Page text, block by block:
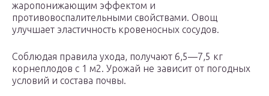
жаропонижающим эффектом и
противовоспалительными свойствами. Овощ
улучшает эластичность кровеносных сосудов.
Соблюдая правила ухода, получают 6,5—7,5 кг
корнеплодов с 1 м2. Урожай не зависит от погодных
условий и состава почвы.